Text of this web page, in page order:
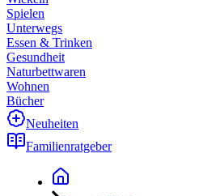
Spielen
Unterwegs
Essen & Trinken
Gesundheit
Naturbettwaren
Wohnen
Bücher
Neuheiten
Familienratgeber